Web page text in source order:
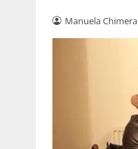
Manuela Chimera